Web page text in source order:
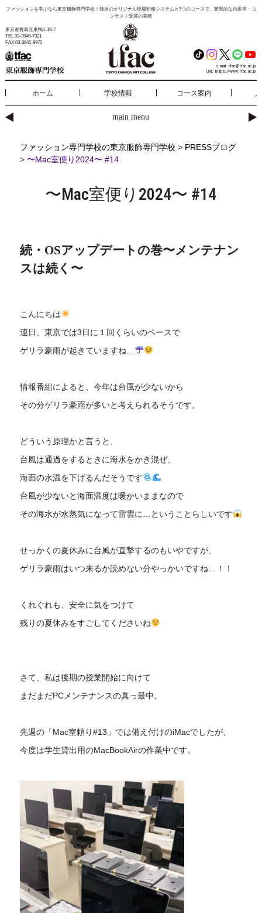
ファッションを学ぶなら東京服飾専門学校！独自のオリジナル現場研修システムと7つのコースで、驚異的な内定率・コ
ンテスト受賞の実績
東京都豊島区巣鴨1-19-7
TEL 03-3946-7321
FAX 03-3945-9970
e-mail: tfac@tfac.ac.jp
URL: https://www.tfac.ac.jp
ホーム 学校情報 コース案内
main menu
ファッション専門学校の東京服飾専門学校 > PRESSブログ
> 〜Mac室便り2024〜 #14
〜Mac室便り2024〜 #14
続・ OSアップデートの巻〜メンテナン
スは続く〜
こんにちは
連日、東京では3日に１回くらいのペースで
ゲリラ豪雨が起きていますね…
情報番組によると、今年は台風が少ないから
その分ゲリラ豪雨が多いと考えられるそうです。
どういう原理かと言うと、
台風は通過をするときに海水をかき混ぜ、
海面の水温を下げるんだそうです
台風が少ないと海面温度は暖かいままなので
その海水が水蒸気になって雷雲に…ということらしいです
せっかくの夏休みに台風が直撃するのもいやですが、
ゲリラ豪雨はいつ来るか読めない分やっかいですね…！！
くれぐれも、安全に気をつけて
残りの夏休みをすごしてくださいね
さて、私は後期の授業開始に向けて
まだまだPCメンテナンスの真っ最中。
先週の「Mac室頼り#13」では備え付けのiMacでしたが、
今度は学生貸出用のMacBookAirの作業中です。